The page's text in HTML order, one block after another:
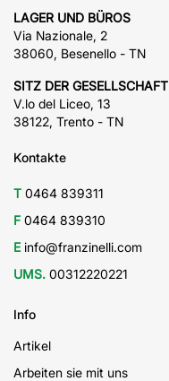
LAGER UND BÜROS
Via Nazionale, 2
38060, Besenello - TN
SITZ DER GESELLSCHAFT
V.lo del Liceo, 13
38122, Trento - TN
Kontakte
T 0464 839311
F 0464 839310
E info@franzinelli.com
UMS. 00312220221
Info
Artikel
Arbeiten sie mit uns